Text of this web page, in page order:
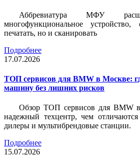
Аббревиатура МФУ
многофункциональное
печатать, но и сканировать
Подробнее
17.07.2026
ТОП сервисов для BMW в Москве:
машину без лишних рисков
Обзор ТОП сервисов для BMW
надежный техцентр, чем
дилеры и мультибрендовые станции.
Подробнее
15.07.2026